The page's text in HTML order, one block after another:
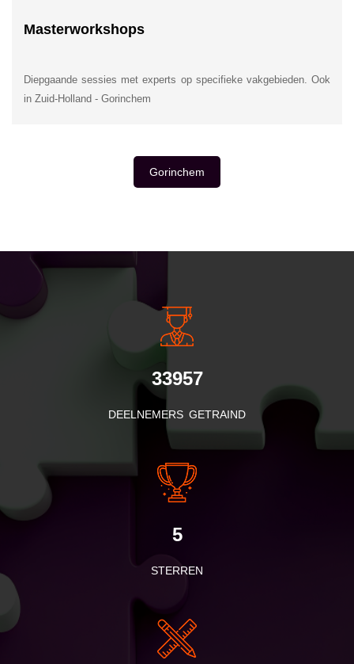
Masterworkshops
Diepgaande sessies met experts op specifieke vakgebieden. Ook
in Zuid-Holland - Gorinchem
Gorinchem
INSIDE INFORMATIE
33957
DEELNEMERS GETRAIND
5
STERREN